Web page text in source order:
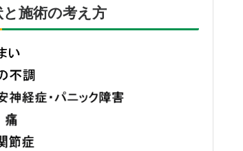
と施術の考え方